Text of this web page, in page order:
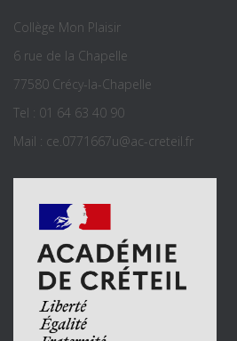
Collège Mon Plaisir
6 rue de la Chapelle
77580 Crécy-la-Chapelle
Tel : 01 64 63 40 90
Mail : ce.0771667u@ac-creteil.fr